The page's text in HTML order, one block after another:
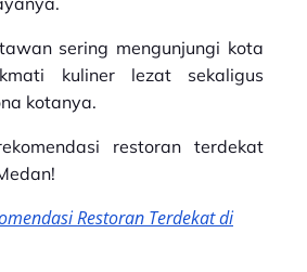
sering mengunjungi kota
kuliner lezat sekaligus
kotanya.
restoran terdekat
Restoran Terdekat di